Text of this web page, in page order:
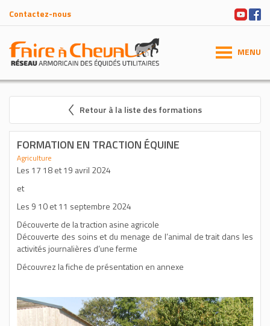
Contactez-nous
MENU
Retour à la liste des formations
FORMATION EN TRACTION ÉQUINE
Agriculture
Les 17 18 et 19 avril 2024
et
Les 9 10 et 11 septembre 2024
Découverte de la traction asine agricole
Découverte des soins et du menage de l’animal de trait dans les
activités journalières d’une ferme
Découvrez la fiche de présentation en annexe